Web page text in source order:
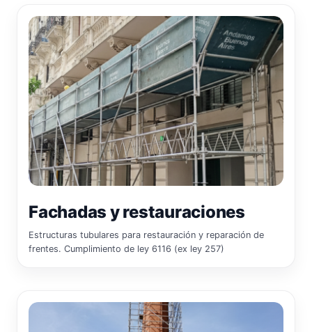
Fachadas y restauraciones
Estructuras tubulares para restauración y reparación de
frentes. Cumplimiento de ley 6116 (ex ley 257)